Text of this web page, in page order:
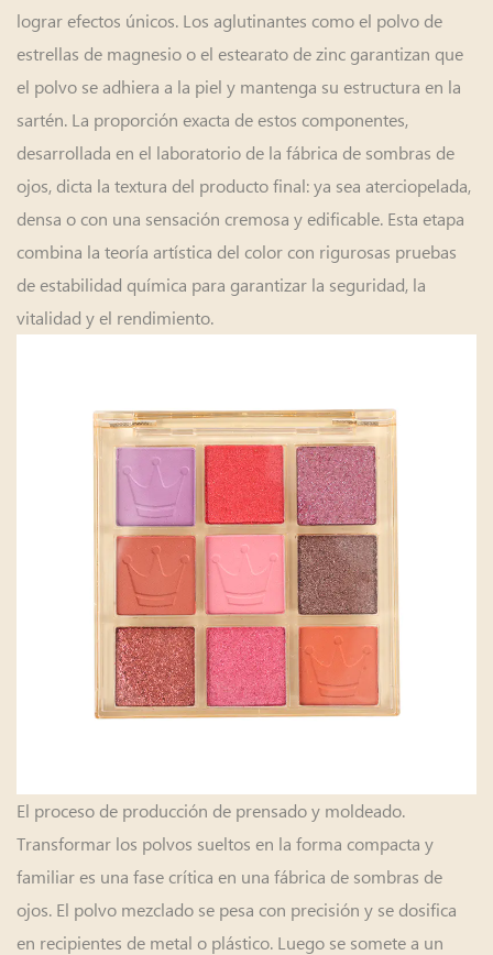
lograr efectos únicos. Los aglutinantes como el polvo de
estrellas de magnesio o el estearato de zinc garantizan que
el polvo se adhiera a la piel y mantenga su estructura en la
sartén. La proporción exacta de estos componentes,
desarrollada en el laboratorio de la fábrica de sombras de
ojos, dicta la textura del producto final: ya sea aterciopelada,
densa o con una sensación cremosa y edificable. Esta etapa
combina la teoría artística del color con rigurosas pruebas
de estabilidad química para garantizar la seguridad, la
vitalidad y el rendimiento.
El proceso de producción de prensado y moldeado.
Transformar los polvos sueltos en la forma compacta y
familiar es una fase crítica en una fábrica de sombras de
ojos. El polvo mezclado se pesa con precisión y se dosifica
en recipientes de metal o plástico. Luego se somete a un